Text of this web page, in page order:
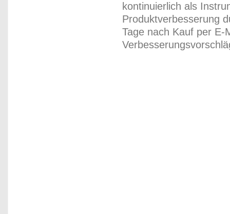
kontinuierlich als
Produktverbesserung
Tage nach Kauf per E-